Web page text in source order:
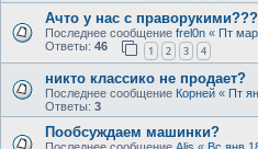
Ачто у нас с праворукими???
Последнее сообщение frel0n « Пт мар
Ответы: 46 1 2 3 4
никто классико не продает?
Последнее сообщение Корней « Пт
Ответы: 3
Пообсуждаем машинки?